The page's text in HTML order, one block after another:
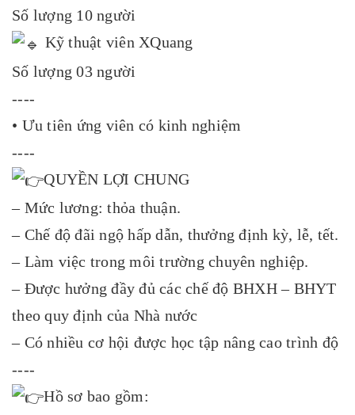
Số lượng 10 người
Kỹ thuật viên XQuang
Số lượng 03 người
----
• Ưu tiên ứng viên có kinh nghiệm
----
QUYỀN LỢI CHUNG
– Mức lương: thỏa thuận.
– Chế độ đãi ngộ hấp dẫn, thưởng định kỳ, lễ, tết.
– Làm việc trong môi trường chuyên nghiệp.
– Được hưởng đầy đủ các chế độ BHXH – BHYT
theo quy định của Nhà nước
– Có nhiều cơ hội được học tập nâng cao trình độ
----
Hồ sơ bao gồm: